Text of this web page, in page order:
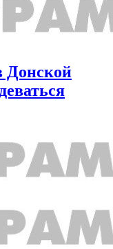
Донской